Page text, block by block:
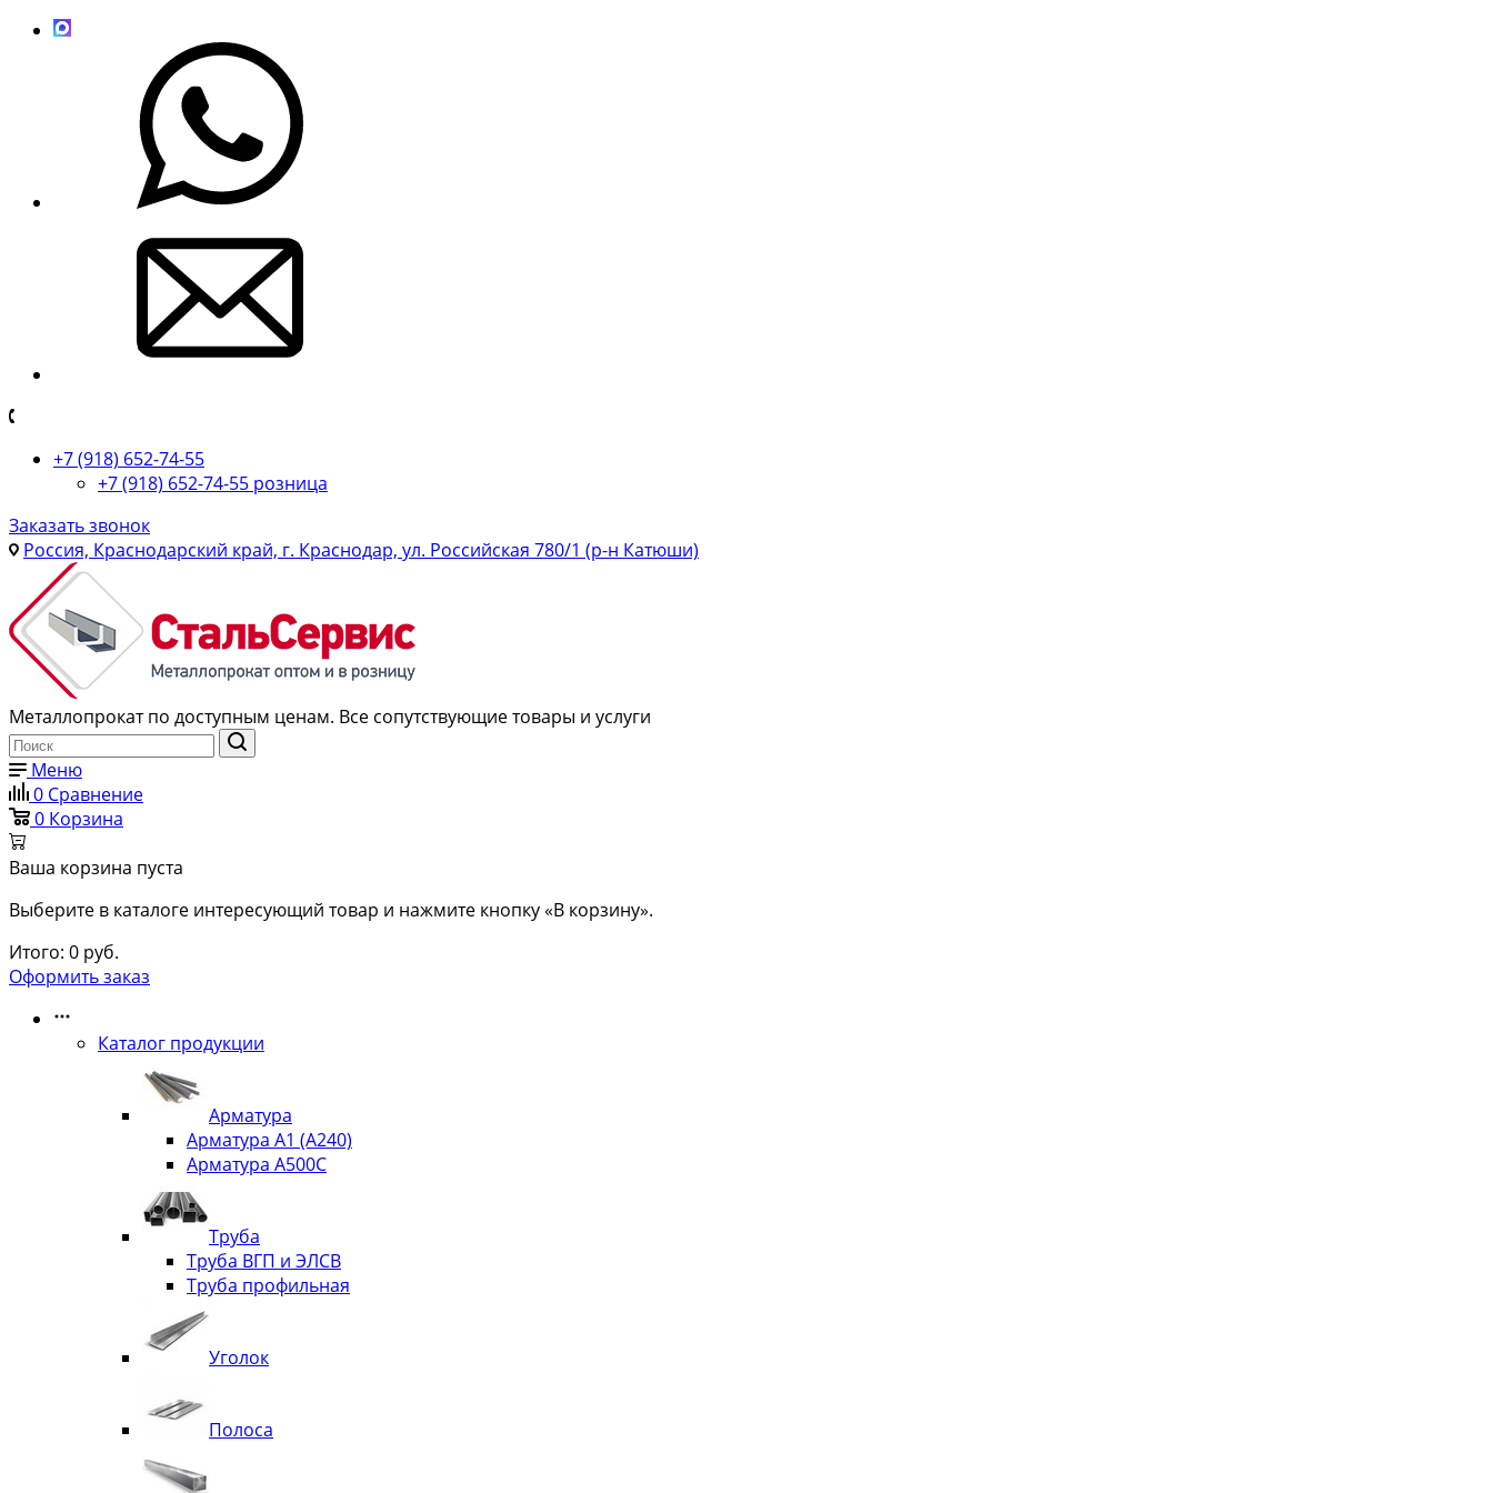
+7 (918) 652-74-55
+7 (918) 652-74-55 розница
Заказать звонок
Россия, Краснодарский край, г. Краснодар, ул. Российская 780/1 (р-н Катюши)
Металлопрокат по доступным ценам. Все сопутствующие товары и услуги
Меню
0 Сравнение
0 Корзина
Ваша корзина пуста
Выберите в каталоге интересующий товар и нажмите кнопку «В корзину».
Итого: 0 руб.
Оформить заказ
Каталог продукции
Арматура
Арматура А1 (А240)
Арматура А500С
Труба
Труба ВГП и ЭЛСВ
Труба профильная
Уголок
Полоса